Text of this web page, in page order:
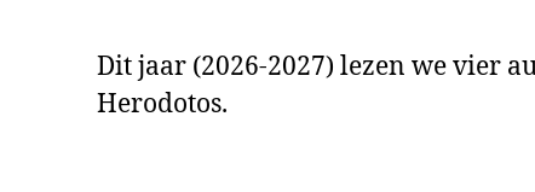
Dit jaar (2026-2027) lezen we vier
Herodotos.